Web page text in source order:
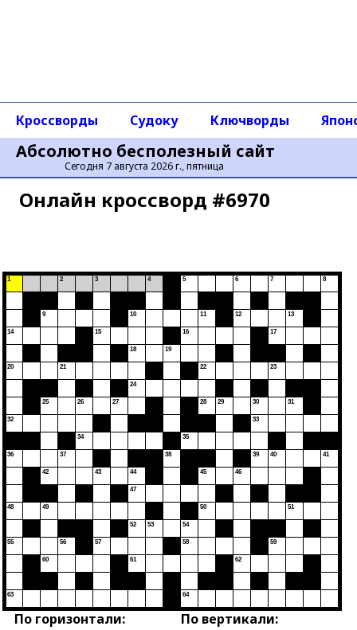
Абсолютно бесполезный сайт
Сегодня 7 августа 2026 г., пятница
Кроссворды Судоку Ключворды
Онлайн кроссворд #6970
По горизонтали:
По вертикали:
1
14
20
32
36
48
55
63
9
25
42
49
60
2
21
37
56
26
34
3
15
43
57
27
10
18
24
44
47
52
61
4
53
19
38
5
16
35
54
58
64
11
22
28
45
50
29
6
12
46
62
30
33
39
7
17
23
40
59
13
31
51
8
41